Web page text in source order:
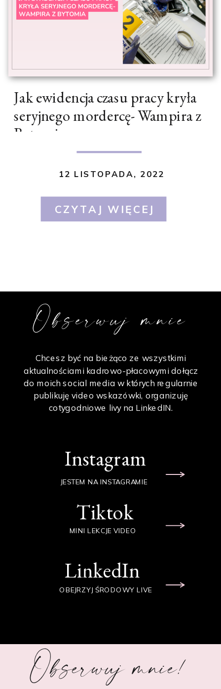
CZYTAJ WIĘCEJ
12 LISTOPADA, 2022
Jak ewidencja czasu pracy kryła
seryjnego mordercę- Wampira z
Bytomia
Obserwuj mnie
Instagram
Chcesz być na bieżąco ze wszystkimi
aktualnościami kadrowo-płacowymi dołącz
do moich social media w których regularnie
publikuję video wskazówki, organizuję
cotygodniowe livy na LinkedIN.
Tiktok
LinkedIn
JESTEM NA INSTAGRAMIE
MINI LEKCJE VIDEO
OBEJRZYJ ŚRODOWY LIVE
Obserwuj mnie!